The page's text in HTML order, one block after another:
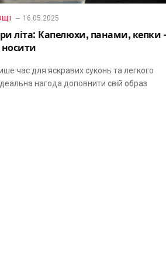
16.05.2025
літа: Капелюхи, панами, кепки
час для яскравих суконь та легкого
нагода доповнити свій образ